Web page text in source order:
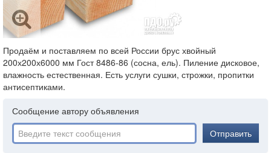
Продаём и поставляем по всей России брус хвойный
200х200х6000 мм Гост 8486-86 (сосна, ель). Пиление дисковое,
влажность естественная. Есть услуги сушки, строжки, пропитки
антисептиками.
Сообщение автору объявления
Отправить